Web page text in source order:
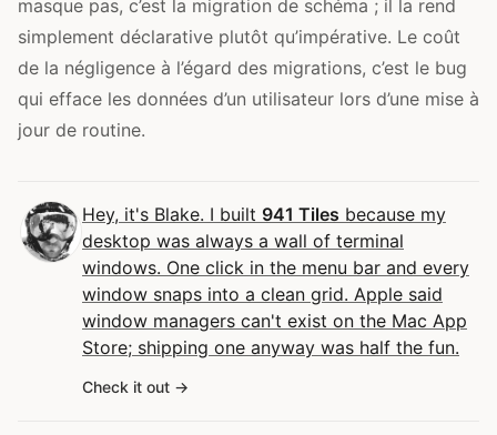
masque pas, c’est la migration de schéma ; il la rend
simplement déclarative plutôt qu’impérative. Le coût
de la négligence à l’égard des migrations, c’est le bug
qui efface les données d’un utilisateur lors d’une mise à
jour de routine.
Hey, it's Blake. I built 941 Tiles because my
desktop was always a wall of terminal
windows. One click in the menu bar and every
window snaps into a clean grid. Apple said
window managers can't exist on the Mac App
Store; shipping one anyway was half the fun.
Check it out